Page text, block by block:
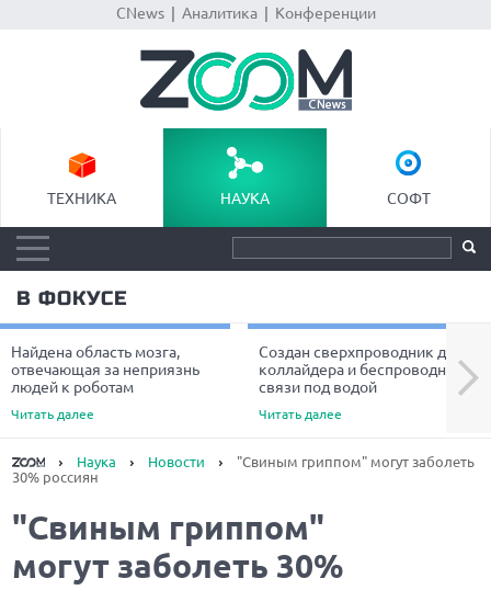
CNews| Аналитика| Конференции
ТЕХНИКА НАУКА СОФТ
В ФОКУСЕ
Найдена область мозга,
отвечающая за неприязнь
людей к роботам
Читать далее
Создан сверхпроводник для
коллайдера и беспроводной
связи под водой
Читать далее
Next
Наука Новости
"Свиным гриппом" могут заболеть
30% россиян
"Свиным гриппом"
могут заболеть 30%